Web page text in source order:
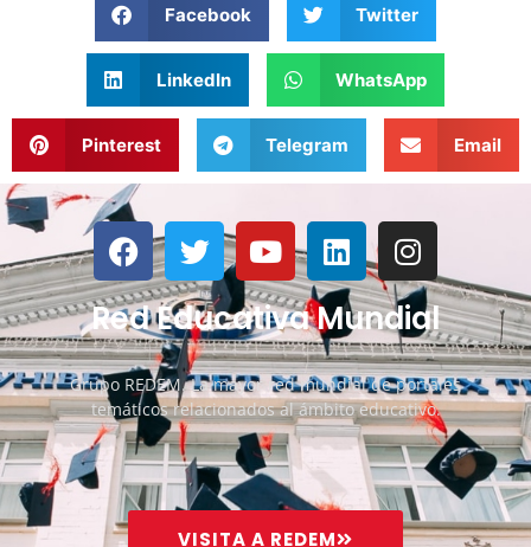
Facebook Twitter
LinkedIn WhatsApp
Pinterest Telegram Email
Red Educativa Mundial
Grupo REDEM. La mayor red mundial de portales
temáticos relacionados al ámbito educativo.
VISITA A REDEM